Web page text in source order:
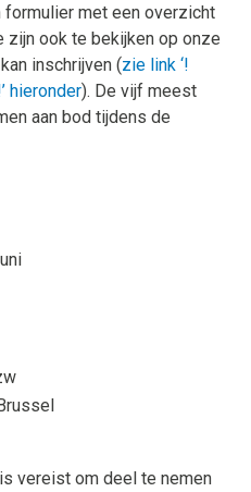
formulier met een overzicht
zijn ook te bekijken op onze
inschrijven (zie link ‘!
hieronder). De vijf meest
aan bod tijdens de
vereist om deel te nemen